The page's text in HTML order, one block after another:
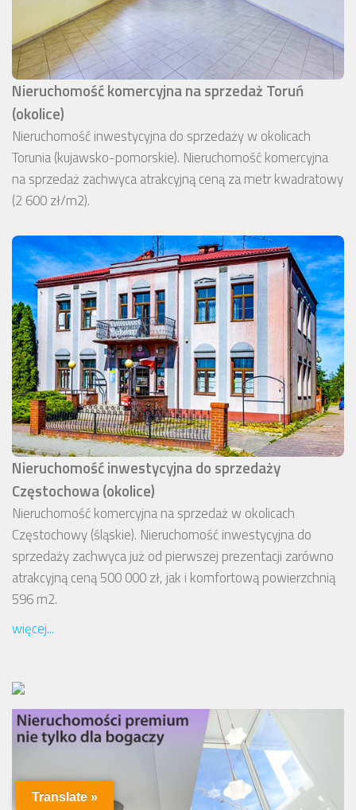
Nieruchomość komercyjna na sprzedaż Toruń
(okolice)
Nieruchomość inwestycyjna do sprzedaży w okolicach
Torunia (kujawsko-pomorskie). Nieruchomość komercyjna
na sprzedaż zachwyca atrakcyjną ceną za metr kwadratowy
(2 600 zł/m2).
Nieruchomość inwestycyjna do sprzedaży
Częstochowa (okolice)
Nieruchomość komercyjna na sprzedaż w okolicach
Częstochowy (śląskie). Nieruchomość inwestycyjna do
sprzedaży zachwyca już od pierwszej prezentacji zarówno
atrakcyjną ceną 500 000 zł, jak i komfortową powierzchnią
596 m2.
więcej...
Translate »